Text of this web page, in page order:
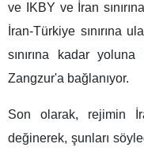
ve IKBY ve İran
İran-Türkiye sınırına
sınırına kadar
Zangzur'a bağlanıyor.
Son olarak, rejimin
değinerek, şunları